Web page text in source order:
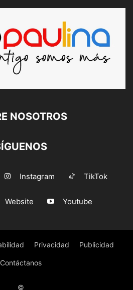
NOSOTROS
Instagram TikTok
Website Youtube
Privacidad Publicidad
Contáctanos
©